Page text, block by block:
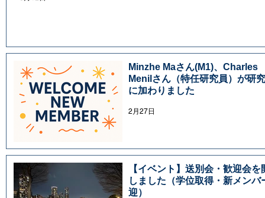
Minzhe Maさん(M1)、Charles
Menilさん（特任研究員）が研
に加わりました
2月27日
【イベント】送別会・歓迎会を
しました（学位取得・新メンバ
迎）